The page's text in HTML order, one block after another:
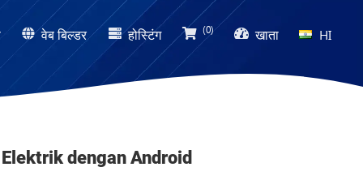
वेब बिल्डर होस्टिंग (0) खाता HI
dengan Android